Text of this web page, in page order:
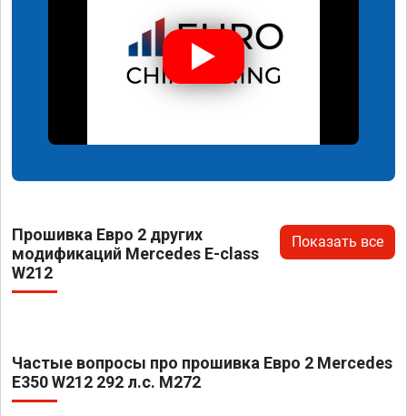
Прошивка Евро 2 других
модификаций Mercedes E-class
W212
Показать все
Частые вопросы про прошивка Евро 2 Mercedes
E350 W212 292 л.с. M272